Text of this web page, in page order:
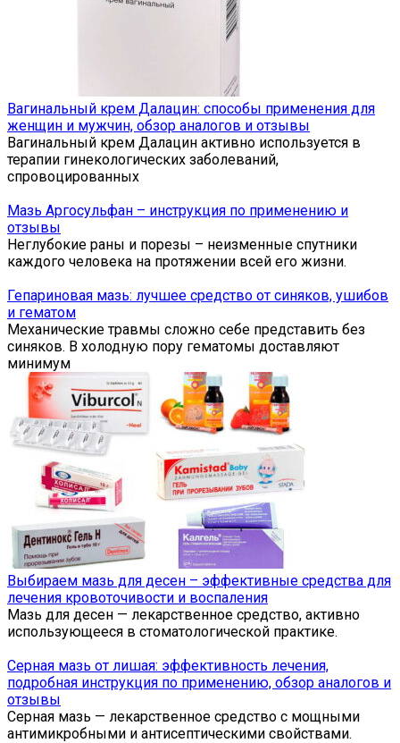
Вагинальный крем Далацин: способы применения для
женщин и мужчин, обзор аналогов и отзывы
Вагинальный крем Далацин активно используется в
терапии гинекологических заболеваний,
спровоцированных
Мазь Аргосульфан – инструкция по применению и
отзывы
Неглубокие раны и порезы – неизменные спутники
каждого человека на протяжении всей его жизни.
Гепариновая мазь: лучшее средство от синяков, ушибов
и гематом
Механические травмы сложно себе представить без
синяков. В холодную пору гематомы доставляют
минимум
Выбираем мазь для десен – эффективные средства для
лечения кровоточивости и воспаления
Мазь для десен — лекарственное средство, активно
использующееся в стоматологической практике.
Серная мазь от лишая: эффективность лечения,
подробная инструкция по применению, обзор аналогов и
отзывы
Серная мазь — лекарственное средство с мощными
антимикробными и антисептическими свойствами.